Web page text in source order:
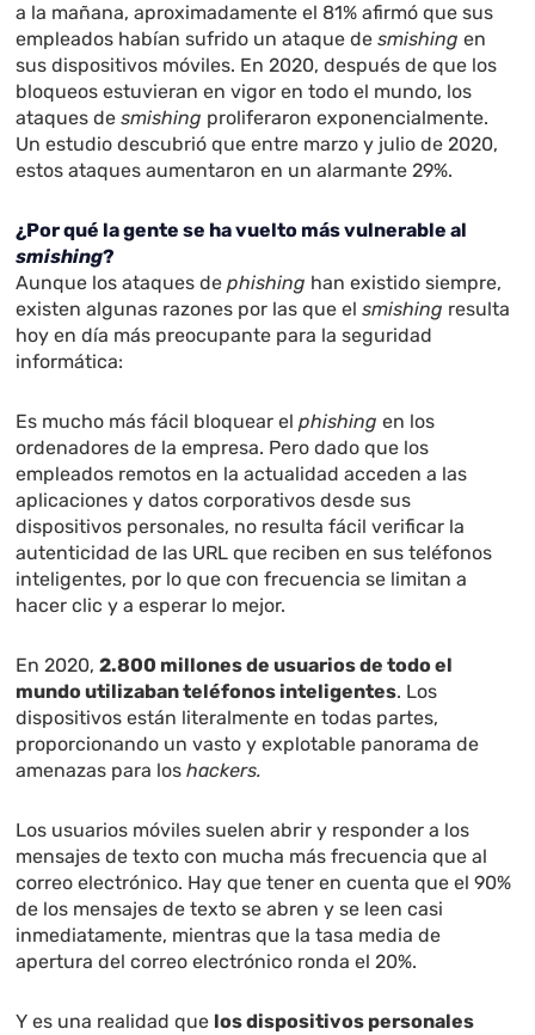
a la mañana, aproximadamente el 81% afirmó que sus
empleados habían sufrido un ataque de smishingen
sus dispositivos móviles. En 2020, después de que los
bloqueos estuvieran en vigor en todo el mundo, los
ataques desmishing proliferaron exponencialmente.
Un estudio descubrió que entre marzo y julio de 2020,
estos ataques aumentaron en un alarmante 29%.
¿Por qué la gente se ha vuelto más vulnerable al
smishing?
Aunque los ataques dephishing han existido siempre,
existen algunas razones por las que elsmishing resulta
hoy en día más preocupante para la seguridad
informática:
Es mucho más fácil bloquear elphishing en los
ordenadores de la empresa. Pero dado que los
empleados remotos en la actualidad acceden a las
aplicaciones y datos corporativos desde sus
dispositivos personales, no resulta fácil verificar la
autenticidad de las URL que reciben en sus teléfonos
inteligentes, por lo que con frecuencia se limitan a
hacer clic y a esperar lo mejor.
En 2020,2.800 millones de usuarios de todo el
mundo utilizaban teléfonos inteligentes. Los
dispositivos están literalmente en todas partes,
proporcionando un vasto y explotable panorama de
amenazas para los hackers.
Los usuarios móviles suelen abrir y responder a los
mensajes de texto con mucha más frecuencia que al
correo electrónico. Hay que tener en cuenta que el 90%
de los mensajes de texto se abren y se leen casi
inmediatamente, mientras que la tasa media de
apertura del correo electrónico ronda el 20%.
Y es una realidad que los dispositivos personales